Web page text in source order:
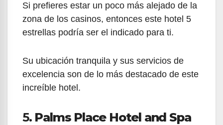
Si prefieres estar un poco más alejado de la
zona de los casinos, entonces este hotel 5
estrellas podría ser el indicado para ti.
Su ubicación tranquila y sus servicios de
excelencia son de lo más destacado de este
increíble hotel.
5. Palms Place Hotel and Spa